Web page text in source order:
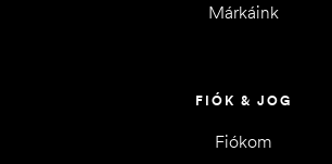
Márkáink
FIÓK & JOG
Fiókom